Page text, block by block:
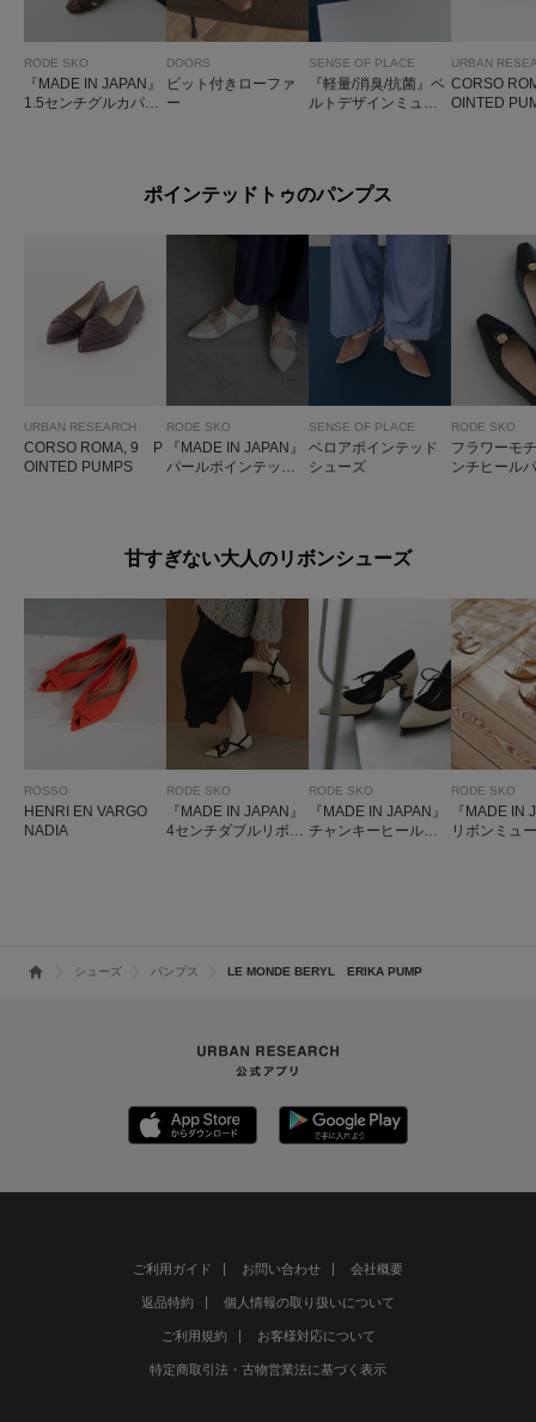
RODE SKO
『MADE IN JAPAN』
1.5センチグルカパン
DOORS
ビット付きローファ
ー
SENSE OF PLACE
『軽量/消臭/抗菌』ベ
ルトデザインミュー
URBAN
CORSO
OINTED
ポインテッドトゥのパンプス
URBAN RESEARCH
CORSO ROMA, 9 P
OINTED PUMPS
RODE SKO
『MADE IN JAPAN』
パールポインテッド
SENSE OF PLACE
ベロアポインテッド
シューズ
RODE SKO
フラワーモ
ンチヒール
甘すぎない大人のリボンシューズ
ROSSO
HENRI EN VARGO
NADIA
RODE SKO
『MADE IN JAPAN』
4センチダブルリボン
RODE SKO
『MADE IN JAPAN』
チャンキーヒールリ
RODE SKO
『MADE IN
リボンミュ
シューズ パンプス LE MONDE BERYL ERIKA PUMP
ご利用ガイド お問い合わせ 会社概要
返品特約 個人情報の取り扱いについて
ご利用規約 お客様対応について
特定商取引法・古物営業法に基づく表示